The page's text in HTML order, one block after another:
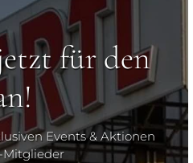
für den
Events & Aktionen
Mitglieder